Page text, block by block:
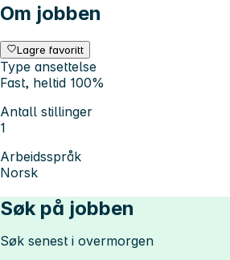
Om jobben
Lagre favoritt
Type ansettelse
Fast, heltid 100%
Antall stillinger
1
Arbeidsspråk
Norsk
Søk på jobben
Søk senest i overmorgen